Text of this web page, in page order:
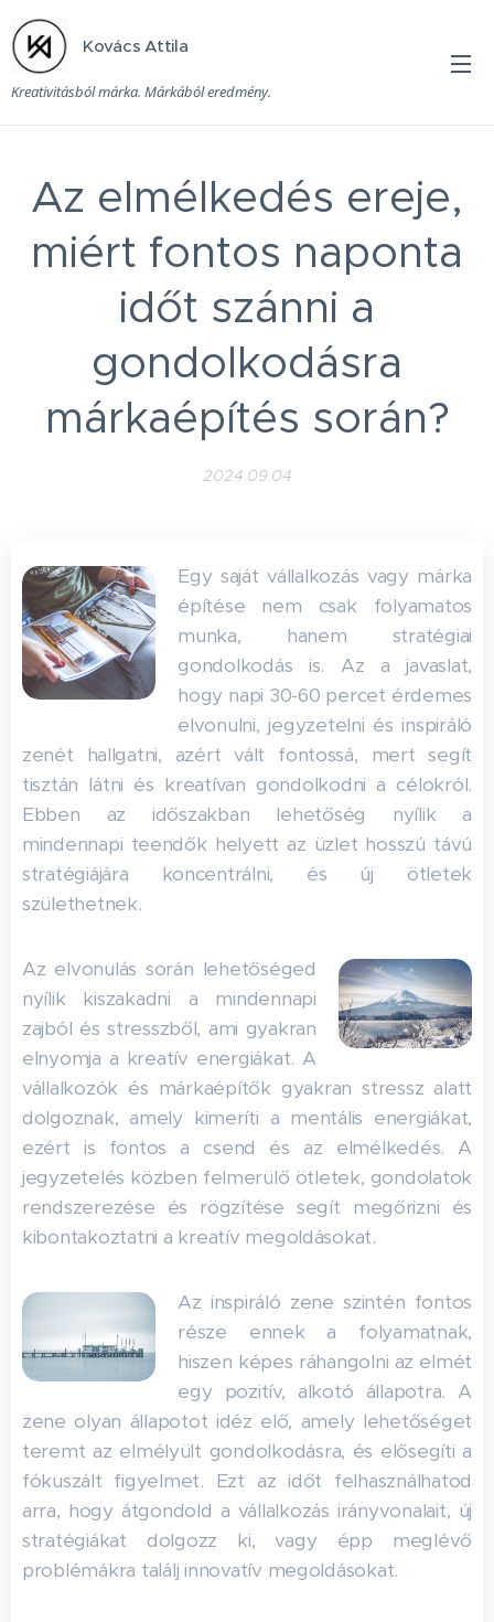
Kovács Attila
Kreativitásból márka. Márkából eredmény.
Az elmélkedés ereje,
miért fontos naponta
időt szánni a
gondolkodásra
márkaépítés során?
2024.09.04
Egy saját vállalkozás vagy márka
építése nem csak folyamatos
munka, hanem stratégiai
gondolkodás is. Az a javaslat,
hogy napi 30-60 percet érdemes
elvonulni, jegyzetelni és inspiráló
zenét hallgatni, azért vált fontossá, mert segít
tisztán látni és kreatívan gondolkodni a célokról.
Ebben az időszakban lehetőség nyílik a
mindennapi teendők helyett az üzlet hosszú távú
stratégiájára koncentrálni, és új ötletek
születhetnek.
Az elvonulás során lehetőséged
nyílik kiszakadni a mindennapi
zajból és stresszből, ami gyakran
elnyomja a kreatív energiákat. A
vállalkozók és márkaépítők gyakran stressz alatt
dolgoznak, amely kimeríti a mentális energiákat,
ezért is fontos a csend és az elmélkedés. A
jegyzetelés közben felmerülő ötletek, gondolatok
rendszerezése és rögzítése segít megőrizni és
kibontakoztatni a kreatív megoldásokat.
Az inspiráló zene szintén fontos
része ennek a folyamatnak,
hiszen képes ráhangolni az elmét
egy pozitív, alkotó állapotra. A
zene olyan állapotot idéz elő, amely lehetőséget
teremt az elmélyült gondolkodásra, és elősegíti a
fókuszált figyelmet. Ezt az időt felhasználhatod
arra, hogy átgondold a vállalkozás irányvonalait, új
stratégiákat dolgozz ki, vagy épp meglévő
problémákra találj innovatív megoldásokat.